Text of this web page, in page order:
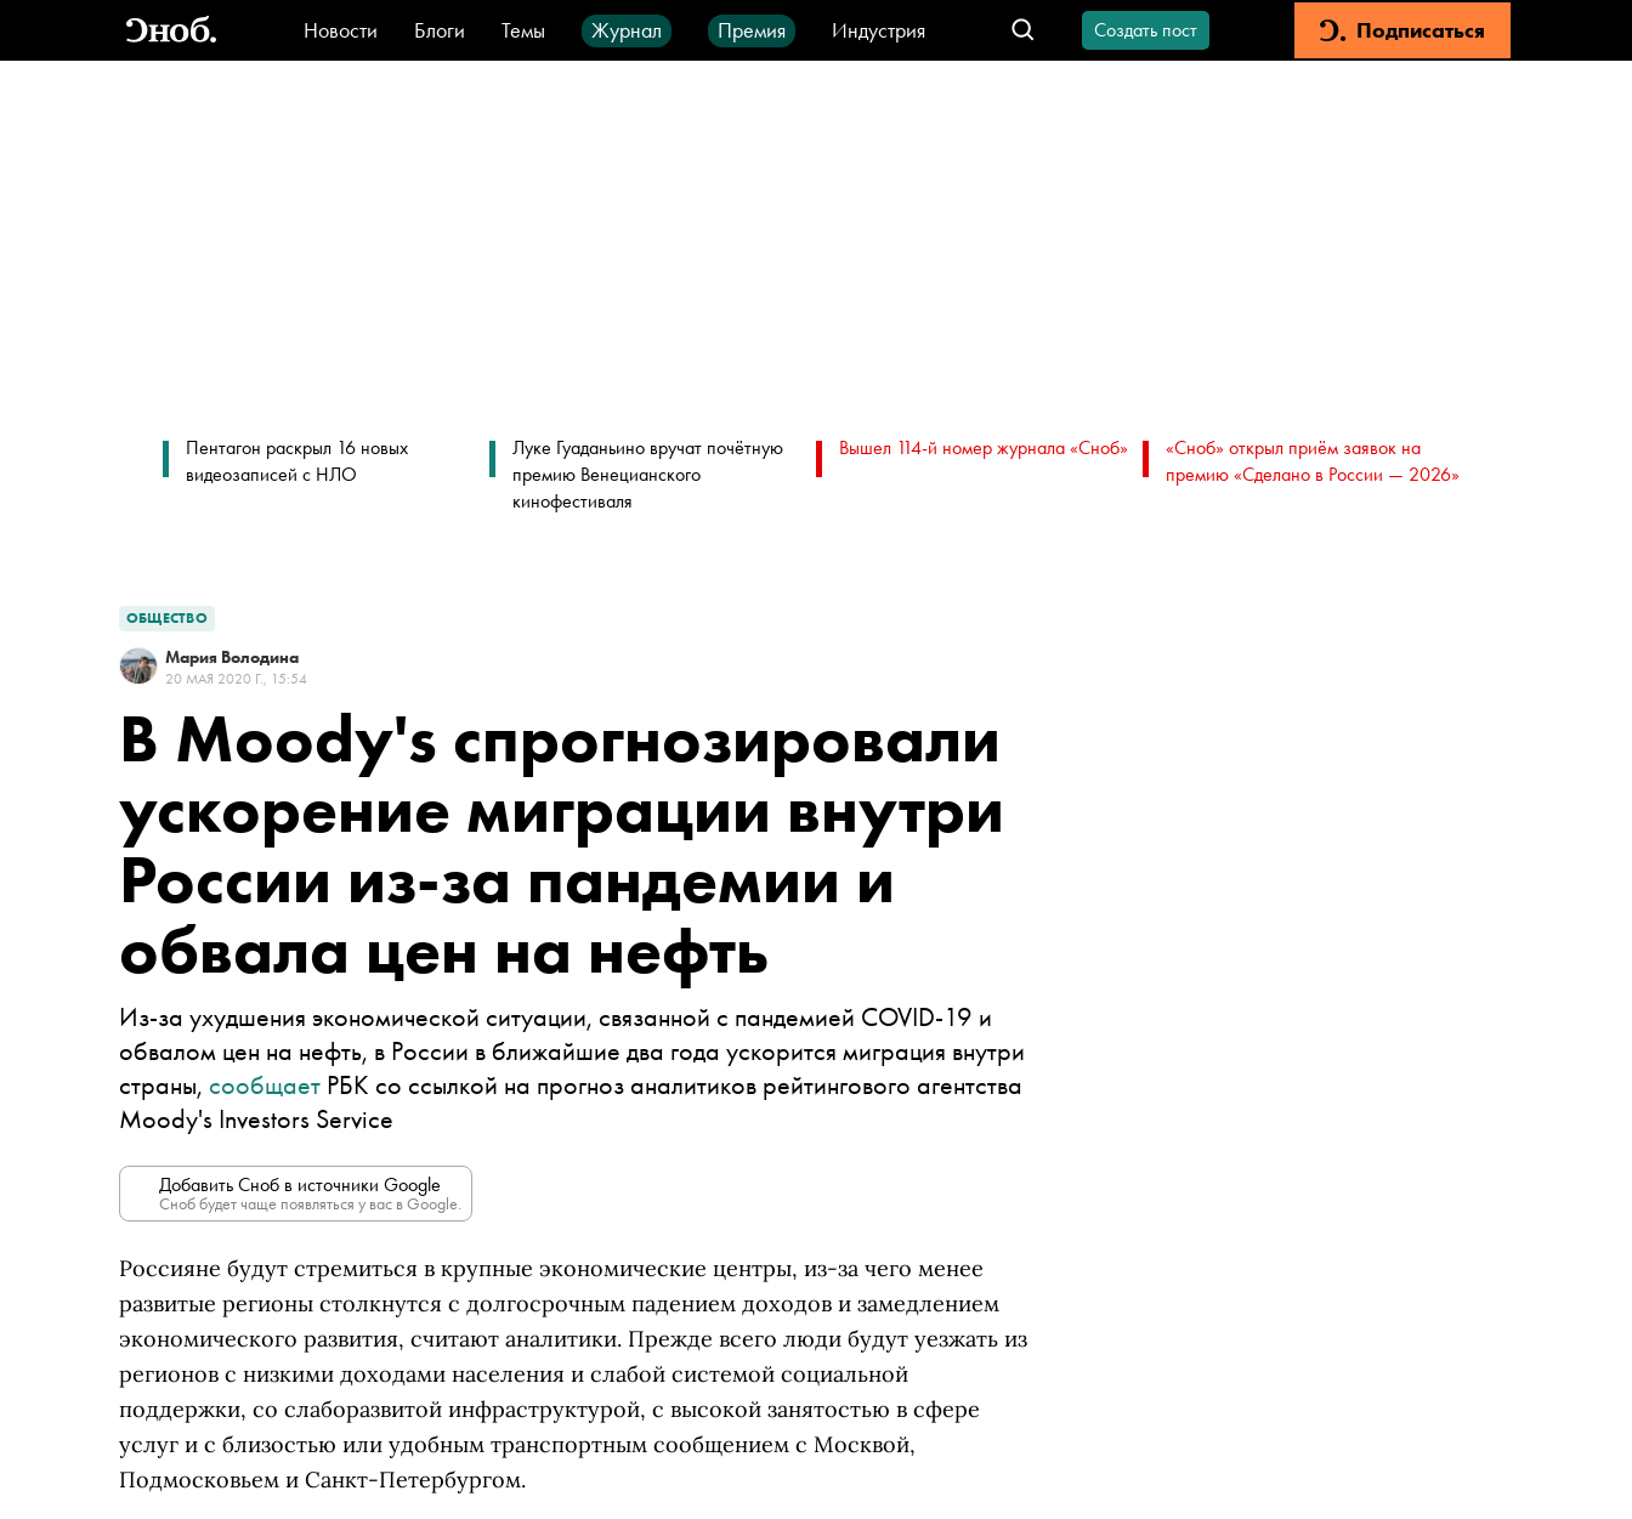
Новости Блоги Темы Журнал Премия
Индустрия
Стиль
Видео Город IT-продукты
Создать пост Подписаться
Пентагон раскрыл 16 новых
видеозаписей с НЛО
Луке Гуаданьино вручат почётную
премию Венецианского
кинофестиваля
Вышел 114-й номер журнала «Сноб»
«Сноб» открыл приём заявок на
премию «Сделано в России — 2026»
ОБЩЕСТВО
Мария Володина
20 МАЯ 2020 Г., 15:54
В Moody's спрогнозировали
ускорение миграции внутри
России из-за пандемии и
обвала цен на нефть
Из-за ухудшения экономической ситуации, связанной с пандемией COVID-19 и
обвалом цен на нефть, в России в ближайшие два года ускорится миграция внутри
страны, сообщает РБК со ссылкой на прогноз аналитиков рейтингового агентства
Moody's Investors Service
Добавить Сноб в источники Google
Сноб будет чаще появляться у вас в Google.
Россияне будут стремиться в крупные экономические центры, из-за чего менее
развитые регионы столкнутся с долгосрочным падением доходов и замедлением
экономического развития, считают аналитики. Прежде всего люди будут уезжать из
регионов с низкими доходами населения и слабой системой социальной
поддержки, со слаборазвитой инфраструктурой, с высокой занятостью в сфере
услуг и с близостью или удобным транспортным сообщением с Москвой,
Подмосковьем и Санкт-Петербургом.